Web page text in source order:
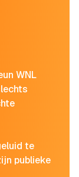
WNL
te
publieke